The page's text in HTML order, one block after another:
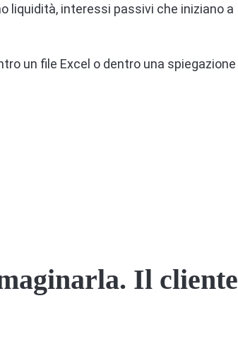
liquidità, interessi passivi che iniziano a
un file Excel o dentro una spiegazione
Il cliente